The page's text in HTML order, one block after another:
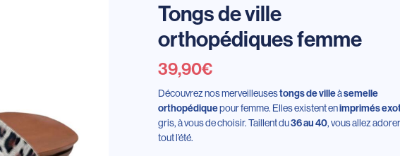
Tongs de ville
orthopédiques femme
39,90€
Découvrez nos merveilleusestongs de villeàsemelle
orthopédiquepour femme. Elles existent enimprimés
gris, à vous de choisir. Taillent du36 au 40, vous allez
tout l’été.